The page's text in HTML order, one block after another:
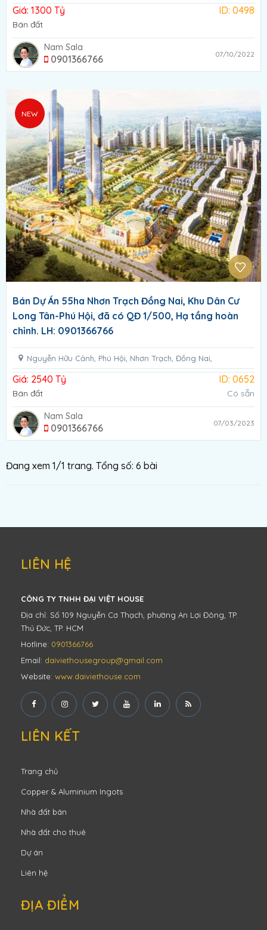
ID: 0498
Giá: 1300 Tỷ
Bán đất
Nam Sala
0901366766 07/10/2022
NEW
Bán Dự Án 55ha Nhơn Trạch Đồng Nai, Khu Dân Cư
Long Tân-Phú Hội, đã có QĐ 1/500, Hạ tầng hoàn
chỉnh. LH: 0901366766
Nguyễn Hữu Cảnh, Phú Hội, Nhơn Trạch, Đồng Nai,
ID: 0652
Giá: 2540 Tỷ
Bán đất Có sẵn
Nam Sala
0901366766 07/03/2023
Đang xem 1/1 trang. Tổng số: 6 bài
LIÊN HỆ
CÔNG TY TNHH ĐẠI VIỆT HOUSE
Địa chỉ: Số 109 Nguyễn Cơ Thạch, phường An Lợi Đông, TP.
Thủ Đức, TP. HCM
Hotline: 0901366766
Email: daiviethousegroup@gmail.com
Website: www.daiviethouse.com
LIÊN KẾT
Trang chủ
Copper & Aluminium Ingots
Nhà đất bán
Nhà đất cho thuê
Dự án
Liên hệ
ĐỊA ĐIỂM